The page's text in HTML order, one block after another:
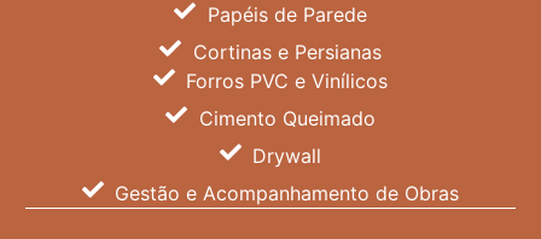
Papéis de Parede
Cortinas e Persianas
Forros PVC e Vinílicos
Cimento Queimado
Drywall
Gestão e Acompanhamento de Obras